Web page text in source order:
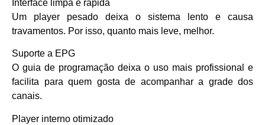
Interface limpa e rápida
Um player pesado deixa o sistema lento e causa
travamentos. Por isso, quanto mais leve, melhor.
Suporte a EPG
O guia de programação deixa o uso mais profissional e
facilita para quem gosta de acompanhar a grade dos
canais.
Player interno otimizado